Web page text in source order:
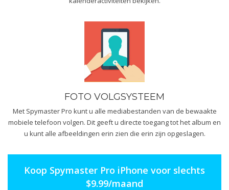
FOTO VOLGSYSTEEM
Met Spymaster Pro kunt u alle mediabestanden van de bewaakte
mobiele telefoon volgen. Dit geeft u directe toegang tot het album en
u kunt alle afbeeldingen erin zien die erin zijn opgeslagen.
Koop Spymaster Pro iPhone voor slechts
$9.99/maand